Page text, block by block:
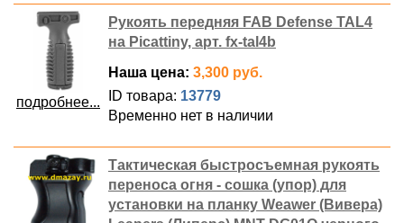
подробнее...
Рукоять передняя FAB Defense TAL4
на Picattiny, арт. fx-tal4b
Наша цена: 3,300 руб.
ID товара: 13779
Временно нет в наличии
Тактическая быстросъемная рукоять
переноса огня - сошка (упор) для
установки на планку Weawer (Вивера)